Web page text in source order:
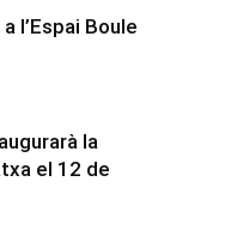
l’Espai Boule
la
el 12 de